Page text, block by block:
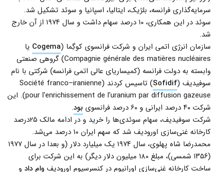
سرمایه‌گذاری فرانسه، بلژیک، ایتالیا، اسپانیا و سوئد تشکیل شد.
سوئد در این همکاری، ۱۰ درصد سهام داشت و سال ۱۹۷۴ از آن خارج
شد.
سازمان انرژی اتمی ایران و شرکت فرانسوی کوگِما (Cogema یا
Compagnie générale des matières nucléaires) گروهی صنعتی
وابسته به دولت فرانسه (کمیساریای عالی اتمی فرانسه) شرکتی با نام
سوفیدیف (Sofidif
) تاسیس کردند (Société franco–iranienne
pour l'enrichissement de l'uranium par diffusion gazeuse). این
شرکت ۴۰ درصد ایرانی و ۶۰ درصد فرانسوی
بود.
شرکت سوفیدیف، سهام سوئدی‌ها را خرید و در ادامه مالک ۲۵درصد
کارخانه غنی‌سازی اورودیف شد که سهم ایران ۱۰ درصد می‌شد.
محمدرضا شاه پهلوی، سال ۱۹۷۴ یک میلیارد دلار (و بعدا در سال ۱۹۷۷
(۱۳۵۶ شمسی)، مبلغ ۱۸۰ میلیون دلار دیگر) به این شرکت برای
ساخت کارخانه غنی‌سازی اورانیوم در کنسرسیوم اورودیف وام داد و